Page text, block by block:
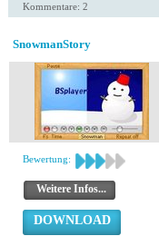
Kommentare: 2
SnowmanStory
Bewertung:
Weitere Infos...
DOWNLOAD